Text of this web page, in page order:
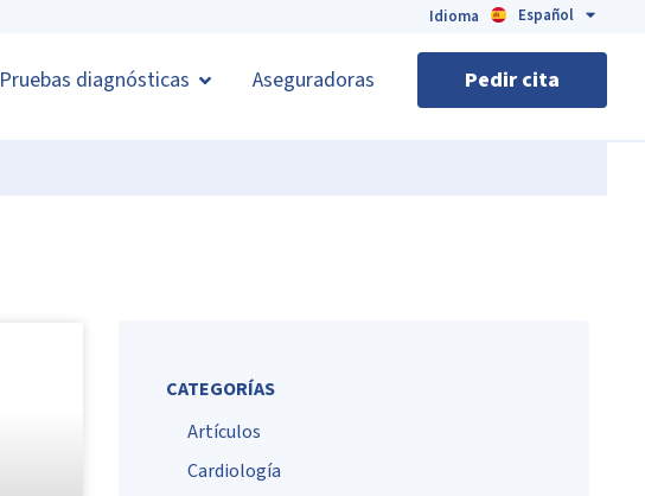
Español
English
Idioma
Pruebas diagnósticas Aseguradoras Pedir cita
CATEGORÍAS
Artículos
Cardiología